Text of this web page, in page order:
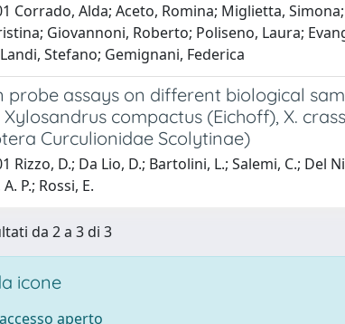
Corrado, Alda; Aceto, Romina; Miglietta,
Giovannoni, Roberto; Poliseno, Laura;
Stefano; Gemignani, Federica
probe assays on different biological
Xylosandrus compactus (Eichoff), X.
Curculionidae Scolytinae)
Rizzo, D.; Da Lio, D.; Bartolini, L.; Salemi, C.; Del
P.; Rossi, E.
da 2 a 3 di 3
icone
aperto